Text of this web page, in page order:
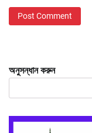
অনুসন্ধান করুন